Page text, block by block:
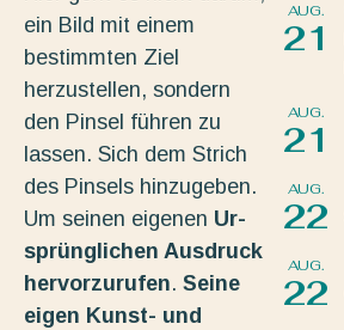
ein Bild mit einem
bestimmten Ziel
herzustellen, sondern
den Pinsel führen zu
lassen. Sich dem Strich
des Pinsels hinzugeben.
Um seinen eigenen Ur-
sprünglichen Ausdruck
hervorzurufen. Seine
eigen Kunst- und
AUG.
21
AUG.
21
AUG.
22
AUG.
22